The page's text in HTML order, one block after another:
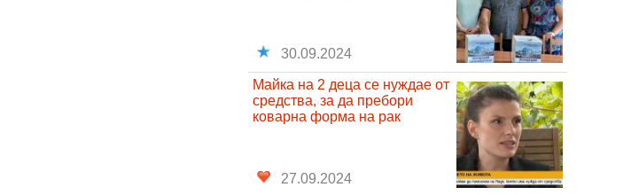
30.09.2024
Майка на 2 деца се нуждае от
средства, за да пребори
коварна форма на рак
27.09.2024